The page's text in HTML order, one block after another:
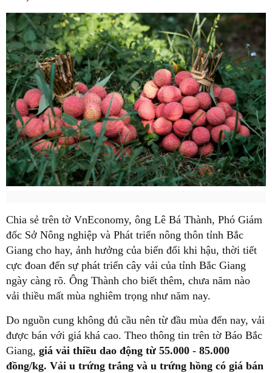
Chia sẻ trên tờ VnEconomy, ông Lê Bá Thành, Phó Giám
đốc Sở Nông nghiệp và Phát triển nông thôn tỉnh Bắc
Giang cho hay, ảnh hưởng của biến đổi khi hậu, thời tiết
cực đoan đến sự phát triển cây vải của tỉnh Bắc Giang
ngày càng rõ. Ông Thành cho biết thêm, chưa năm nào
vải thiều mất mùa nghiêm trọng như năm nay.
Do nguồn cung không đủ cầu nên từ đầu mùa đến nay, vải
được bán với giá khá cao. Theo thông tin trên tờ Báo Bắc
Giang, giá vải thiều dao động từ 55.000 - 85.000
đồng/kg. Vải u trứng trắng và u trứng hồng có giá bán